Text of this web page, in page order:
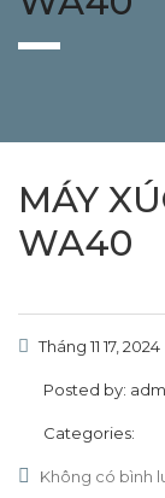
MÁY
WA40
Tháng 11 17, 2024
Posted by:
Categories:
Không có bình